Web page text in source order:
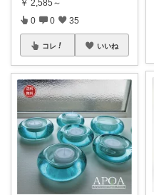
￥ 2,585～
0 0 35
コレ いいね